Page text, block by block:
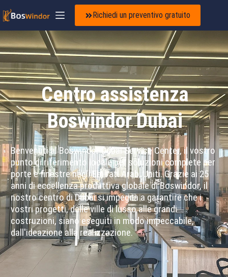
Richiedi un preventivo gratuito
Centro assistenza
Boswindor Dubai
Benvenuti al Boswindor Dubai Service Center, il vostro
punto di riferimento locale per soluzioni complete per
porte e finestre negli Emirati Arabi Uniti. Grazie ai 25
anni di eccellenza produttiva globale di Boswindor, il
nostro centro di Dubai si impegna a garantire che i
vostri progetti, dalle ville di lusso alle grandi
costruzioni, siano eseguiti in modo impeccabile,
dall'ideazione alla realizzazione.